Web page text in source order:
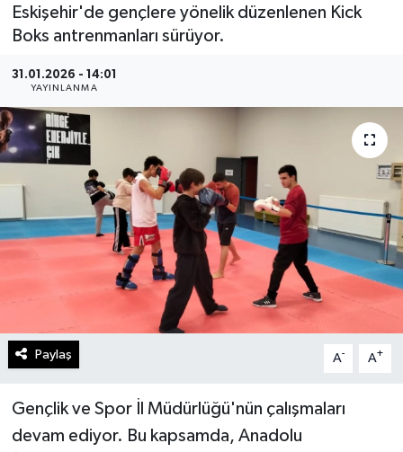
Eskişehir'de gençlere yönelik düzenlenen Kick
Boks antrenmanları sürüyor.
31.01.2026 - 14:01
YAYINLANMA
Paylaş A- A+
Gençlik ve Spor İl Müdürlüğü'nün çalışmaları
devam ediyor. Bu kapsamda, Anadolu
Eskişehir
Gündem
Kültür Sanat
Magazin
Sağlık
Teknoloji
Haber Arşivi